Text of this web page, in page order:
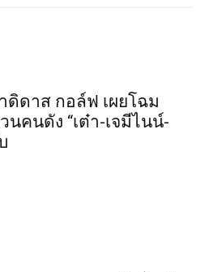
ดิดาส กอล์ฟ เผยโฉม
นคนดัง “เต๋า-เจมีไนน์-